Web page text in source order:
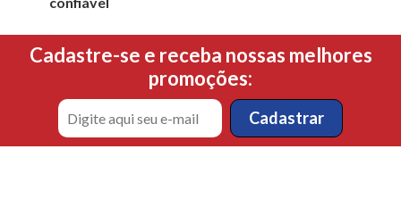
Cadastre-se e receba nossas melhores
promoções: